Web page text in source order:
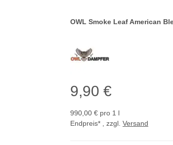
OWL Smoke Leaf American
9,90 €
990,00 € pro 1 l
Endpreis* , zzgl. Versand